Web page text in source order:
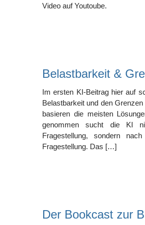
Video auf Youtoube.
Belastbarkeit &
Im ersten KI-Beitrag hier auf
Belastbarkeit und den
basieren die meisten
genommen sucht die KI
Fragestellung, sondern
Fragestellung. Das […]
Der Bookcast zur